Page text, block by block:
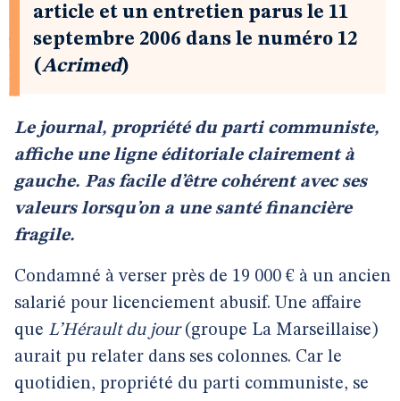
article et un entretien parus le 11
septembre 2006 dans le numéro 12
(Acrimed)
Le journal, propriété du parti communiste,
affiche une ligne éditoriale clairement à
gauche. Pas facile d’être cohérent avec ses
valeurs lorsqu’on a une santé financière
fragile.
Condamné à verser près de 19 000 € à un ancien
salarié pour licenciement abusif. Une affaire
que L’Hérault du jour(groupe La Marseillaise)
aurait pu relater dans ses colonnes. Car le
quotidien, propriété du parti communiste, se